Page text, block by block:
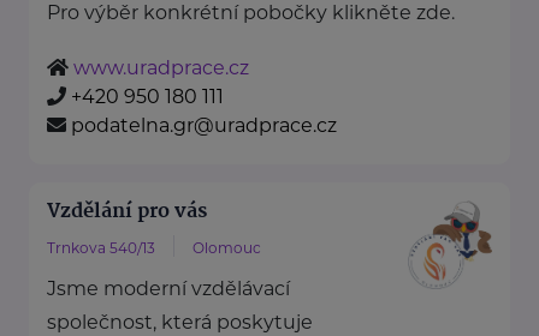
Pro výběr konkrétní pobočky klikněte zde.
www.uradprace.cz
+420 950 180 111
podatelna.gr@uradprace.cz
Vzdělání pro vás
Trnkova 540/13 Olomouc
Jsme moderní vzdělávací
společnost, která poskytuje